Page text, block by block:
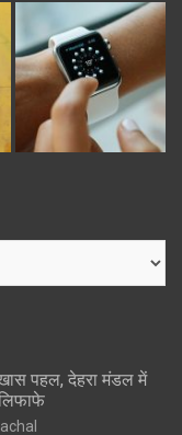
पहल, देहरा मंडल में